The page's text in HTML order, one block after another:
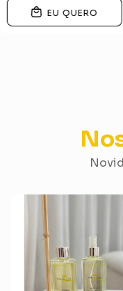
EU QUERO